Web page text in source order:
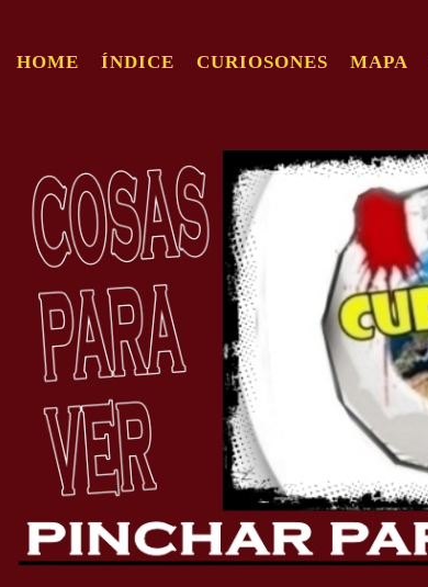
HOME ÍNDICE CURIOSONES MAPA